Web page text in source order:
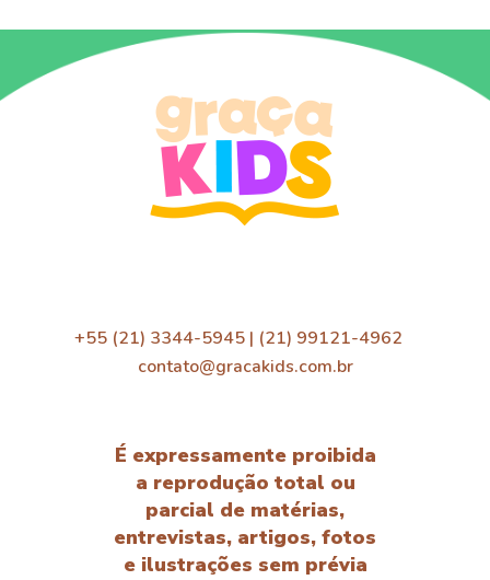
+55 (21) 3344-5945 | (21) 99121-4962
contato@gracakids.com.br
É expressamente proibida
a reprodução total ou
parcial de matérias,
entrevistas, artigos, fotos
e ilustrações sem prévia